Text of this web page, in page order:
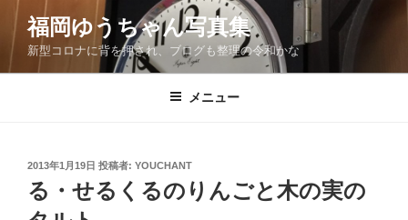
テ
ン
福岡ゆうちゃん写真集
新型コロナに背を押され、ブログも整理の令和かな
メニュー
投
稿
日:
2013年1月19日 投稿者: YOUCHANT
る・せるくるのりんごと木の実の